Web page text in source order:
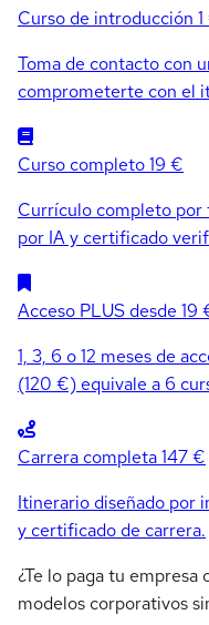
Curso de introducción
Toma de contacto con
comprometerte con el
Curso completo19 €
Currículo completo por
por IA y certificado
Acceso PLUS desde 19
1, 3, 6 o 12 meses de
(120 €) equivale a 6
Carrera completa147 €
Itinerario diseñado por
y certificado de carrera.
¿Te lo paga tu
modelos corporativos